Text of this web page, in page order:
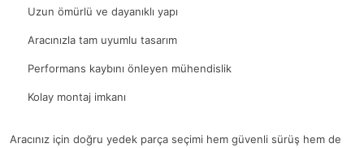
Uzun ömürlü ve dayanıklı yapı
Aracınızla tam uyumlu tasarım
Performans kaybını önleyen mühendislik
Kolay montaj imkanı
Aracınız için doğru yedek parça seçimi hem güvenli sürüş hem de